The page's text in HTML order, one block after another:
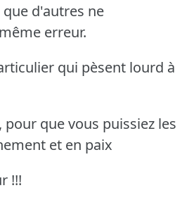
d'autres ne
erreur.
qui pèsent lourd à
pour que vous puissiez les
et en paix
!!!